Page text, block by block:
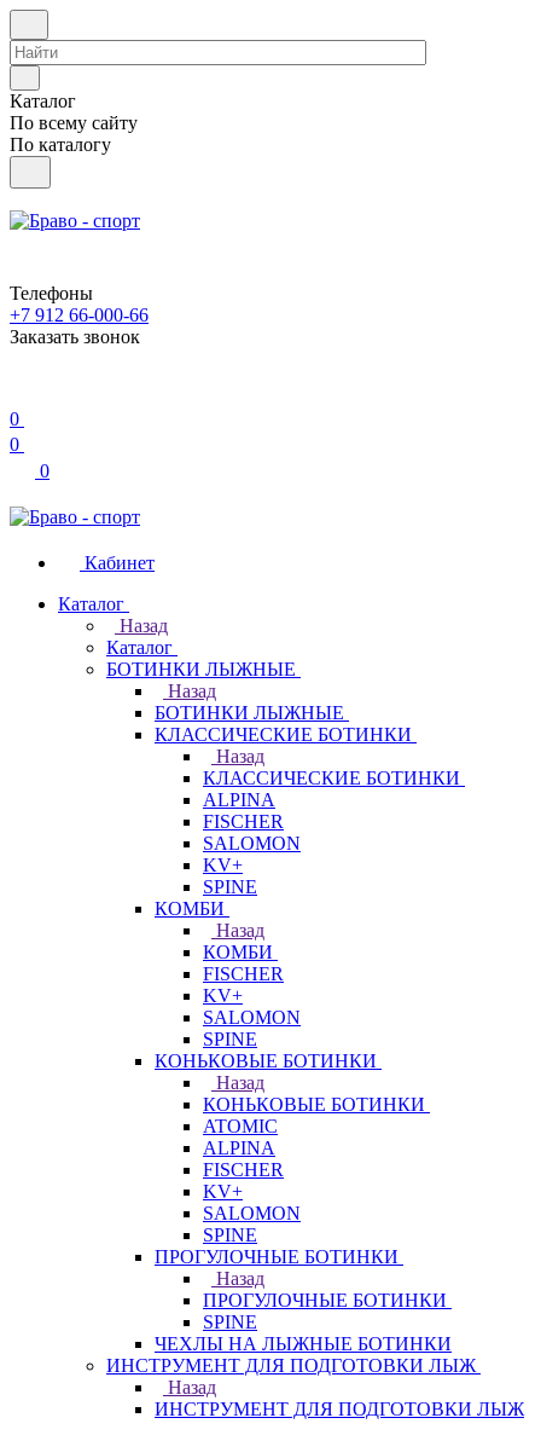
Каталог
По всему сайту
По каталогу
Телефоны
+7 912 66-000-66
Заказать звонок
0
0
0
Кабинет
Каталог
Назад
Каталог
БОТИНКИ ЛЫЖНЫЕ
Назад
БОТИНКИ ЛЫЖНЫЕ
КЛАССИЧЕСКИЕ БОТИНКИ
Назад
КЛАССИЧЕСКИЕ БОТИНКИ
ALPINA
FISCHER
SALOMON
KV+
SPINE
КОМБИ
Назад
КОМБИ
FISCHER
KV+
SALOMON
SPINE
КОНЬКОВЫЕ БОТИНКИ
Назад
КОНЬКОВЫЕ БОТИНКИ
ATOMIC
ALPINA
FISCHER
KV+
SALOMON
SPINE
ПРОГУЛОЧНЫЕ БОТИНКИ
Назад
ПРОГУЛОЧНЫЕ БОТИНКИ
SPINE
ЧЕХЛЫ НА ЛЫЖНЫЕ БОТИНКИ
ИНСТРУМЕНТ ДЛЯ ПОДГОТОВКИ ЛЫЖ
Назад
ИНСТРУМЕНТ ДЛЯ ПОДГОТОВКИ ЛЫЖ